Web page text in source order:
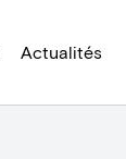
Actualités